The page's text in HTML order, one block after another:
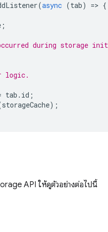
(async (tab) => {
;
during storage
logic.
tab . id ;
storageCache);
API ให้ดูตัวอย่างต่อไปนี้